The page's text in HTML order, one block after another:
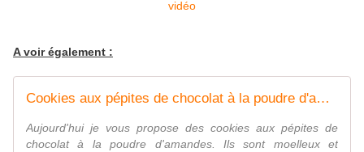
A voir également :
Cookies aux pépites de chocolat à la poudre d'amandes - Recette en vidéo - www.sucreetepices.com
Aujourd'hui je vous propose des cookies aux pépites de
chocolat à la poudre d'amandes. Ils sont moelleux et